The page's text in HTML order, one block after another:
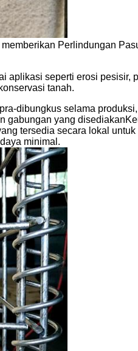
Perlindungan
aplikasi seperti erosi pesisir,
tanah.
dibungkus selama
gabungan yang
tersedia secara lokal untuk
minimal.